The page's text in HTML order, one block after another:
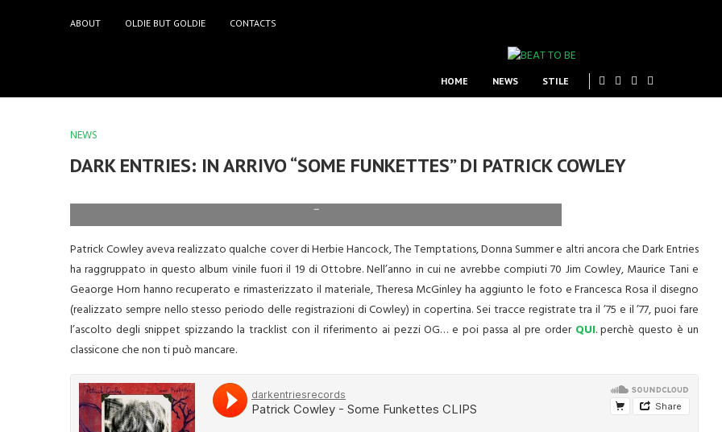
ABOUT OLDIE BUT GOLDIE CONTACTS
HOME NEWS STILE
NEWS
DARK ENTRIES: IN ARRIVO “SOME FUNKETTES” DI PATRICK COWLEY
–
Patrick Cowley aveva realizzato qualche cover di Herbie Hancock, The Temptations, Donna Summer e altri ancora che Dark Entries
ha raggruppato in questo album vinile fuori il 19 di Ottobre. Nell’anno in cui ne avrebbe compiuti 70 Jim Cowley, Maurice Tani e
Geaorge Horn hanno recuperato e rimasterizzato il materiale, Theresa McGinley ha aggiunto le foto e Francesca Rosa il disegno
(realizzato sempre nello stesso periodo delle registrazioni di Cowley) in copertina. Sei tracce registrate tra il ’75 e il ’77, puoi fare
l’ascolto degli snippet spizzando la tracklist con il riferimento ai pezzi OG… e poi passa al pre order QUI. perchè questo è un
classicone che non ti può mancare.